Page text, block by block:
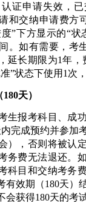
证申请失效，
和交纳申请费方
”下方显示的“状
。如有需要，考
延长期限为1年，
”状态下使用1次
天）
生报考科目、成
完成预约并参加
），否则将被认
务费无法退还。
科目和交纳考务
有效期（180天）
会获得180天的考